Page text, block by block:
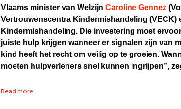
Vlaams minister van Welzijn Caroline Gennez
Vertrouwenscentra Kindermishandeling (VECK)
Kindermishandeling. Die investering moet
juiste hulp krijgen wanneer er signalen zijn van
kind heeft het recht om veilig op te groeien.
moeten hulpverleners snel kunnen ingrijpen”,
Read more